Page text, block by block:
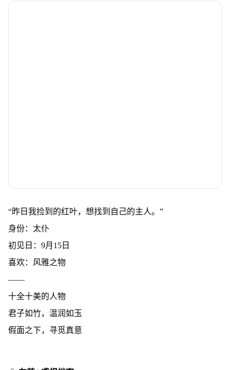
“昨日我捡到的红叶，想找到自己的主人。”
身份：太仆
初见日：9月15日
喜欢：风雅之物
——
十全十美的人物
君子如竹，温润如玉
假面之下，寻觅真意